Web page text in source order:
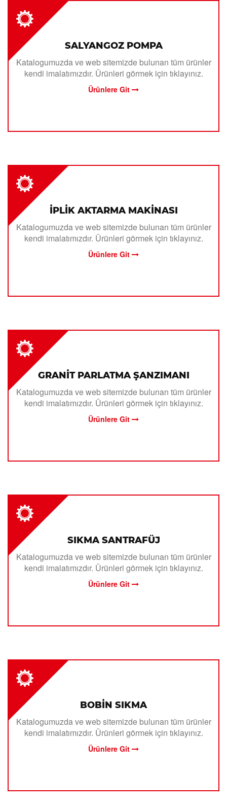
SALYANGOZ POMPA
Katalogumuzda ve web sitemizde bulunan tüm ürünler
kendi imalatımızdır. Ürünleri görmek için tıklayınız.
Ürünlere Git
İPLİK AKTARMA MAKİNASI
Katalogumuzda ve web sitemizde bulunan tüm ürünler
kendi imalatımızdır. Ürünleri görmek için tıklayınız.
Ürünlere Git
GRANİT PARLATMA ŞANZIMANI
Katalogumuzda ve web sitemizde bulunan tüm ürünler
kendi imalatımızdır. Ürünleri görmek için tıklayınız.
Ürünlere Git
SIKMA SANTRAFÜJ
Katalogumuzda ve web sitemizde bulunan tüm ürünler
kendi imalatımızdır. Ürünleri görmek için tıklayınız.
Ürünlere Git
BOBİN SIKMA
Katalogumuzda ve web sitemizde bulunan tüm ürünler
kendi imalatımızdır. Ürünleri görmek için tıklayınız.
Ürünlere Git